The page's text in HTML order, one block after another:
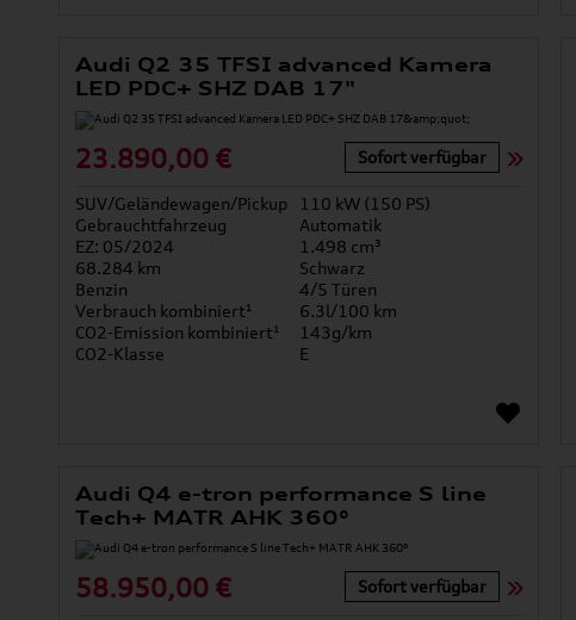
Audi Q2 35 TFSI advanced Kamera
LED PDC+ SHZ DAB 17"
23.890,00 € Sofort verfügbar
SUV/Geländewagen/Pickup
110 kW (150 PS)
Gebrauchtfahrzeug
Automatik
EZ: 05/2024
1.498 cm³
68.284 km
Schwarz
Benzin
4/5 Türen
Verbrauch kombiniert¹
6.3l/100 km
CO2-Emission kombiniert¹
143g/km
CO2-Klasse
E
Audi Q4 e-tron performance S line
Tech+ MATR AHK 360°
58.950,00 € Sofort verfügbar